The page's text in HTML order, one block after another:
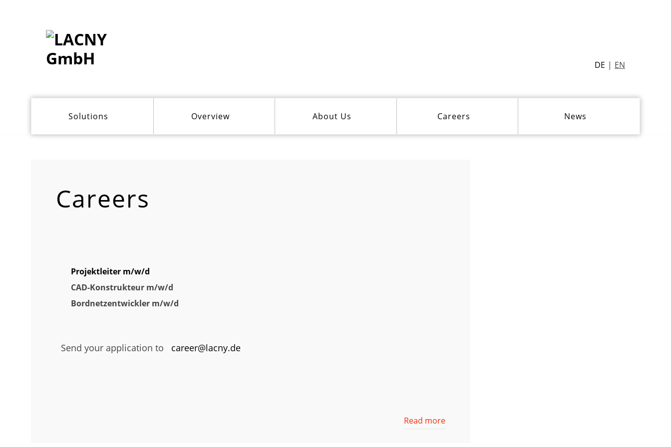
DE EN
Solutions Overview About Us Careers News
Careers
Projektleiter m/w/d
CAD-Konstrukteur m/w/d
Bordnetzentwickler m/w/d
Send your application to career@lacny.de
Read more